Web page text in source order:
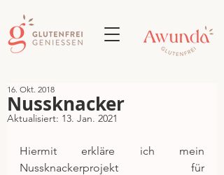
Nussknacker
16. Okt. 2018
Aktualisiert: 13. Jan. 2021
Hiermit erkläre ich mein
Nussknackerprojekt für